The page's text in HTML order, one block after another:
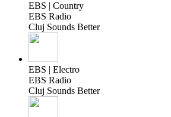
EBS | Country
EBS Radio
Cluj Sounds Better
EBS | Electro
EBS Radio
Cluj Sounds Better